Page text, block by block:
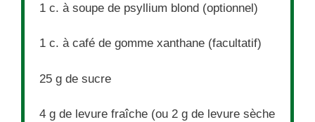
1 c. à soupe de psyllium blond (optionnel)
1 c. à café de gomme xanthane (facultatif)
25 g de sucre
4 g de levure fraîche (ou2 g de levure sèche